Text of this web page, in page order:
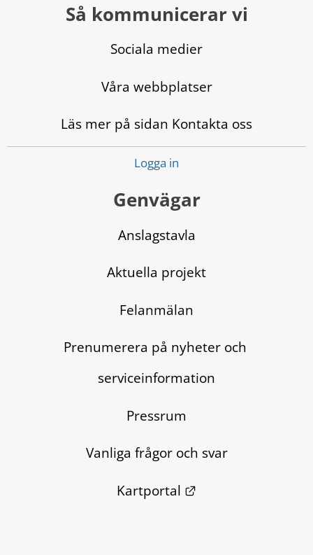
Så kommunicerar vi
Sociala medier
Våra webbplatser
Läs mer på sidan Kontakta oss
Logga in
Genvägar
Anslagstavla
Aktuella projekt
Felanmälan
Prenumerera på nyheter och
serviceinformation
Pressrum
Vanliga frågor och svar
Kartportal
Länk till annan